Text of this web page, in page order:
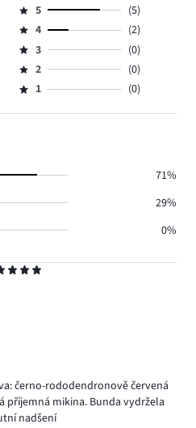
černo-rododendronově červená
příjemná mikina. Bunda vydržela
nadšení
Hodnocení
5,
počet
hlasů
5.
5
(5)
Hodnocení
4,
počet
hlasů
4
(2)
Hodnocení
3,
počet
3
(0)
Hodnocení
2,
2
(0)
Hodnocení
1,
1 (0)
71%
29%
0%